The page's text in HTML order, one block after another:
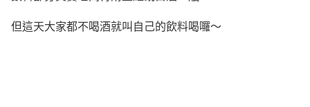
但這天大家都不喝酒就叫自己的飲料喝囉～